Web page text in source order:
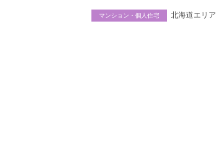
マンション・個人住宅 北海道エリア